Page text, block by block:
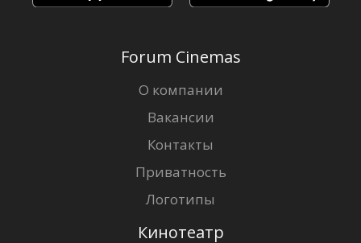
Forum Cinemas
О компании
Вакансии
Контакты
Приватность
Логотипы
Кинотеатр